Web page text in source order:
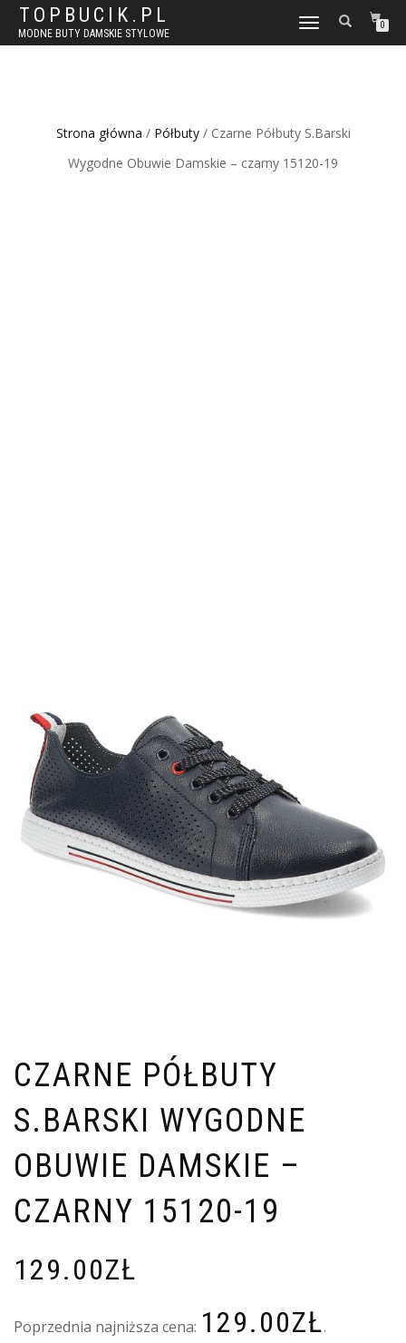
TOPBUCIK.PL
MODNE BUTY DAMSKIE STYLOWE
WŁĄCZ
NAWIGACJĘ
0
Strona główna / Półbuty/ Czarne Półbuty S.Barski
Wygodne Obuwie Damskie – czarny 15120-19
CZARNE PÓŁBUTY
S.BARSKI WYGODNE
OBUWIE DAMSKIE –
CZARNY 15120-19
129.00ZŁ
Poprzednia najniższa cena: 129.00ZŁ.